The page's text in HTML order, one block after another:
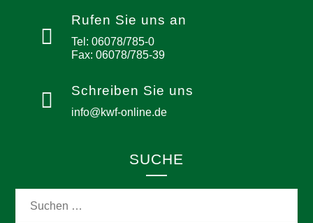
Rufen Sie uns an
Tel: 06078/785-0
Fax: 06078/785-39
Schreiben Sie uns
info@kwf-online.de
SUCHE